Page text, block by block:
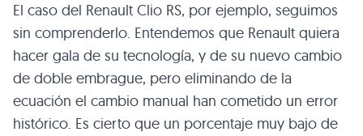
El caso del Renault Clio RS, por ejemplo, seguimos
sin comprenderlo. Entendemos que Renault quiera
hacer gala de su tecnología, y de su nuevo cambio
de doble embrague, pero eliminando de la
ecuación el cambio manual han cometido un error
histórico. Es cierto que un porcentaje muy bajo de